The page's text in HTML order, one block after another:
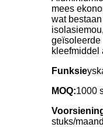
mees
wat
geïsoleerde
kleefmiddel
Funksie
MOQ:1000
stuks/maand